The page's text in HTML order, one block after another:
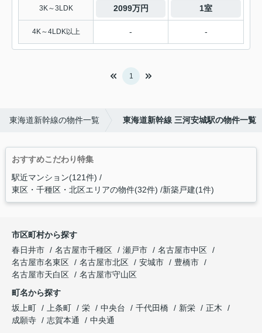
3K～3LDK 2099万円 1室
4K～4LDK以上 - -
1
東海道新幹線の物件一覧 東海道新幹線 三河安城駅の物件一覧
おすすめこだわり特集
駅近マンション(121件)
東区・千種区・北区エリアの物件(32件) 新築戸建(1件)
市区町村から探す
春日井市
名古屋市千種区 瀬戸市
名古屋市中区
名古屋市名東区
名古屋市北区 安城市
豊橋市
名古屋市天白区
名古屋市守山区
町名から探す
坂上町
上条町 栄 中央台 千代田橋 新栄
正木
成願寺
志賀本通
中央通